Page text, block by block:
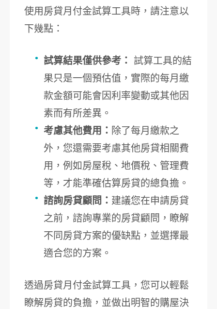
使用房貸月付金試算工具時，請注意以
下幾點：
試算結果僅供參考：
試算工具的結
果只是一個預估值，實際的每月繳
款金額可能會因利率變動或其他因
素而有所差異。
考慮其他費用： 除了每月繳款之
外，您還需要考慮其他房貸相關費
用，例如房屋稅、地價稅、管理費
等，才能準確估算房貸的總負擔。
諮詢房貸顧問： 建議您在申請房貸
之前，諮詢專業的房貸顧問，瞭解
不同房貸方案的優缺點，並選擇最
適合您的方案。
透過房貸月付金試算工具，您可以輕鬆
瞭解房貸的負擔，並做出明智的購屋決